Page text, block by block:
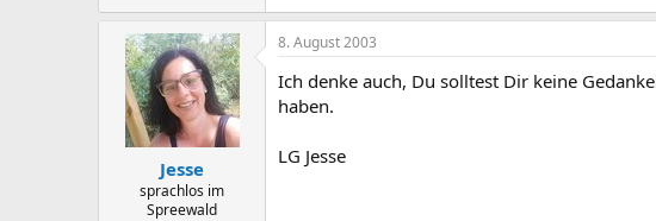
Jesse
sprachlos im
Spreewald
8. August 2003
Ich denke auch, Du solltest Dir keine
haben.
LG Jesse